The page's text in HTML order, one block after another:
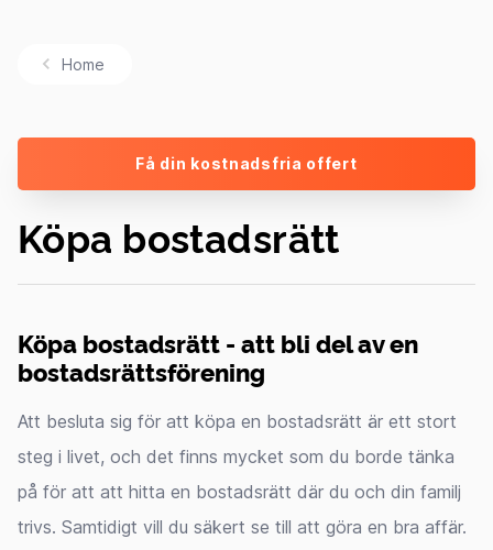
Home
Få din kostnadsfria offert
Köpa bostadsrätt
Köpa bostadsrätt - att bli del av en
bostadsrättsförening
Att besluta sig för att köpa en bostadsrätt är ett stort
steg i livet, och det finns mycket som du borde tänka
på för att att hitta en bostadsrätt där du och din familj
trivs. Samtidigt vill du säkert se till att göra en bra affär.